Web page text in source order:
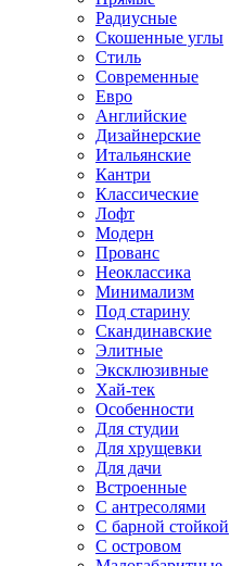
Радиусные
Скошенные углы
Стиль
Современные
Евро
Английские
Дизайнерские
Итальянские
Кантри
Классические
Лофт
Модерн
Прованс
Неоклассика
Минимализм
Под старину
Скандинавские
Элитные
Эксклюзивные
Хай-тек
Особенности
Для студии
Для хрущевки
Для дачи
Встроенные
С антресолями
С барной стойкой
С островом